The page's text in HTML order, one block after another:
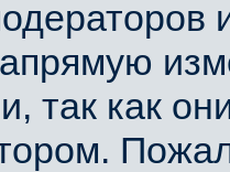
так как